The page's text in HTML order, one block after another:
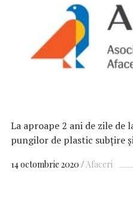
La aproape 2 ani de zile de
pungilor de plastic subțire
14 octombrie 2020 Afaceri